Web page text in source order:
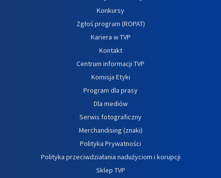
Konkursy
Zgłoś program (ROPAT)
Kariera w TVP
Kontakt
Centrum informacji TVP
Komisja Etyki
Program dla prasy
Dla mediów
Serwis fotograficzny
Merchandising (znaki)
Polityka Prywatności
Polityka przeciwdziałania nadużyciom i korupcji
Sklep TVP